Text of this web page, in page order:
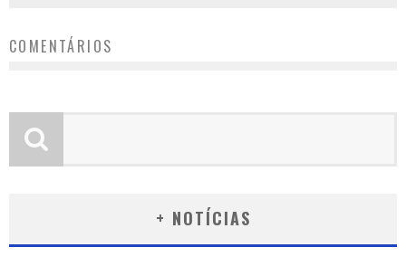
COMENTÁRIOS
+ NOTÍCIAS